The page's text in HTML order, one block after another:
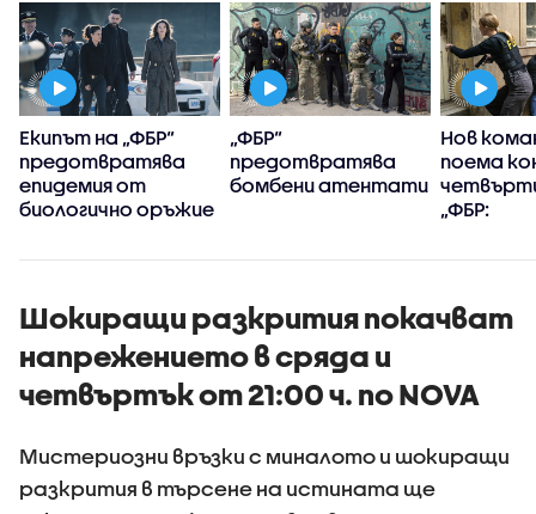
Екипът на „ФБР“
предотвратява
епидемия от
биологично оръжие
„ФБР“
предотвратява
бомбени атентати
Нов
поема
„ФБР:
Шокиращи разкрития покачват
напрежението в сряда и
четвъртък от 21:00 ч. по NOVA
Мистериозни връзки с миналото и шокиращи
разкрития в търсене на истината ще